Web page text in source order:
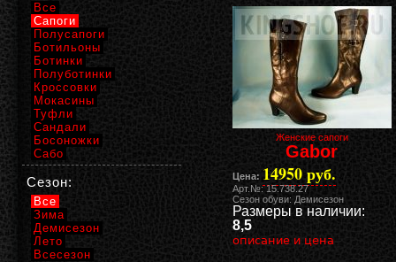
Женские сапоги
Gabor
Цена: 14950 руб.
Арт.№: 15.738.27
Сезон обуви: Демисезон
Размеры в наличии:
8,5
описание и цена
Все
Сапоги
Полусапоги
Ботильоны
Ботинки
Полуботинки
Кроссовки
Мокасины
Туфли
Сандали
Босоножки
Сабо
Сезон:
Все
Зима
Демисезон
Лето
Всесезон